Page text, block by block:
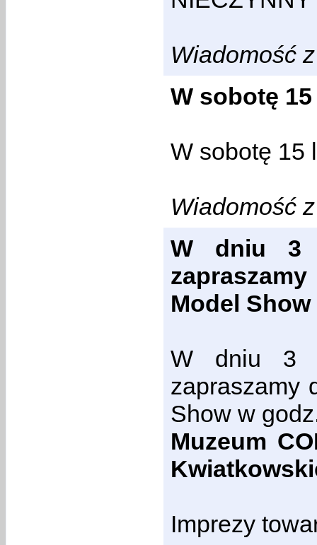
Wiadomość
W sobotę
W sobotę 15
Wiadomość
W dniu 3
Model Show
W dniu 3
zapraszamy
Show w
Muzeum
Imprezy